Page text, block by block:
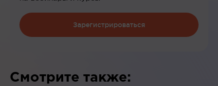
Зарегистрироваться
Смотрите также: